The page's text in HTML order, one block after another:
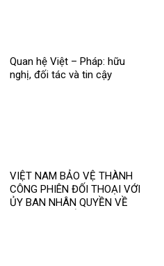
Quan hệ Việt – Pháp: hữu
nghị, đối tác và tin cậy
VIỆT NAM BẢO VỆ THÀNH
CÔNG PHIÊN ĐỐI THOẠI VỚI
ỦY BAN NHÂN QUYỀN VỀ